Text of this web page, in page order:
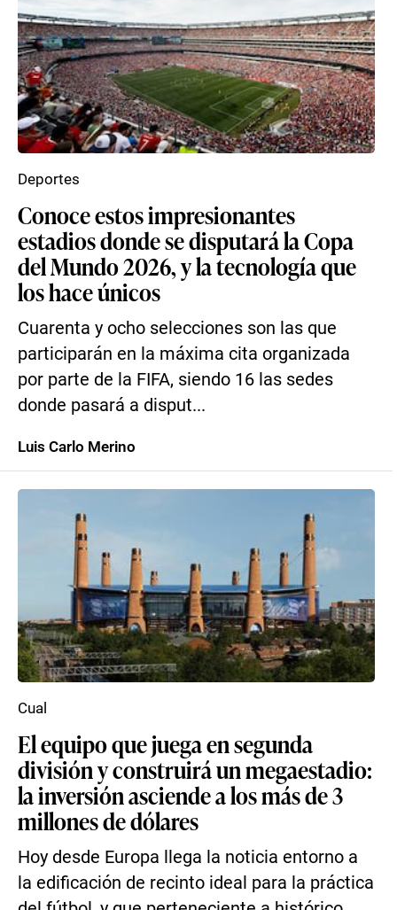
Conoce estos impresionantes
estadios donde se disputará la Copa
del Mundo 2026, y la tecnología que
los hace únicos
Cuarenta y ocho selecciones son las que
participarán en la máxima cita organizada
por parte de la FIFA, siendo 16 las sedes
donde pasará a disput...
Deportes
Luis Carlo Merino
El equipo que juega en segunda
división y construirá un megaestadio:
la inversión asciende a los más de 3
millones de dólares
Hoy desde Europa llega la noticia entorno a
la edificación de recinto ideal para la práctica
Cual